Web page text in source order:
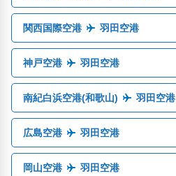
関西国際空港 羽田空港
神戸空港 羽田空港
南紀白浜空港(和歌山) 羽田空港
広島空港 羽田空港
岡山空港 羽田空港